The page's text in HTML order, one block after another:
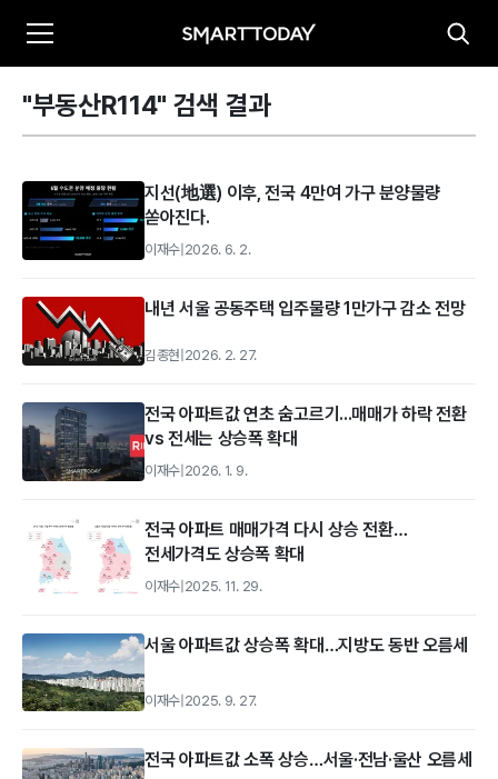
"부동산R114" 검색 결과
지선(地選) 이후, 전국 4만여 가구 분양물량
쏟아진다.
이재수 2026. 6. 2.
내년 서울 공동주택 입주물량 1만가구 감소 전망
김종현|2026. 2. 27.
전국 아파트값 연초 숨고르기...매매가 하락 전환
vs 전세는 상승폭 확대
이재수|2026. 1. 9.
전국 아파트 매매가격 다시 상승 전환…
전세가격도 상승폭 확대
이재수|2025. 11. 29.
서울 아파트값 상승폭 확대…지방도 동반 오름세
이재수 2025. 9. 27.
전국 아파트값 소폭 상승…서울·전남·울산 오름세